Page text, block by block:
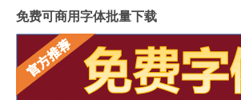
免费可商用字体批量下载